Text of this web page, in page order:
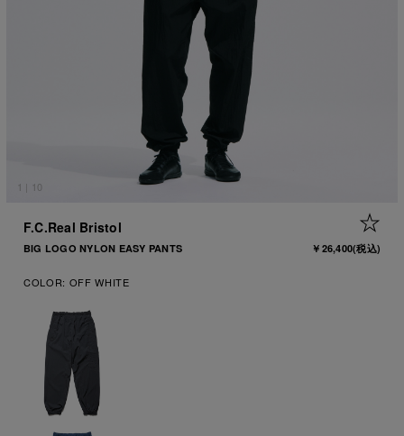
1 | 10
F.C.Real Bristol
BIG LOGO NYLON EASY PANTS ￥26,400(税込)
COLOR: OFF WHITE